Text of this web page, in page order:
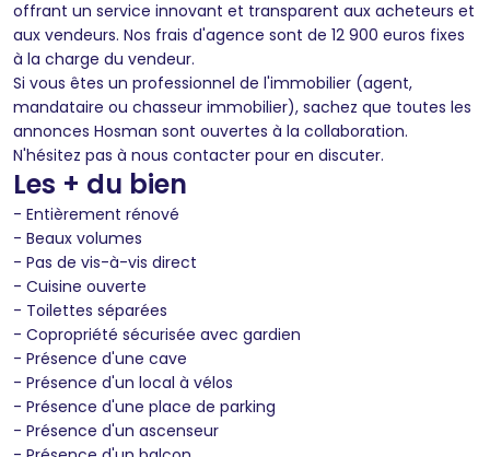
offrant un service innovant et transparent aux acheteurs et
aux vendeurs. Nos frais d'agence sont de 12 900 euros fixes
à la charge du vendeur.
Si vous êtes un professionnel de l'immobilier (agent,
mandataire ou chasseur immobilier), sachez que toutes les
annonces Hosman sont ouvertes à la collaboration.
N'hésitez pas à nous contacter pour en discuter.
Les + du bien
- Entièrement rénové
- Beaux volumes
- Pas de vis-à-vis direct
- Cuisine ouverte
- Toilettes séparées
- Copropriété sécurisée avec gardien
- Présence d'une cave
- Présence d'un local à vélos
- Présence d'une place de parking
- Présence d'un ascenseur